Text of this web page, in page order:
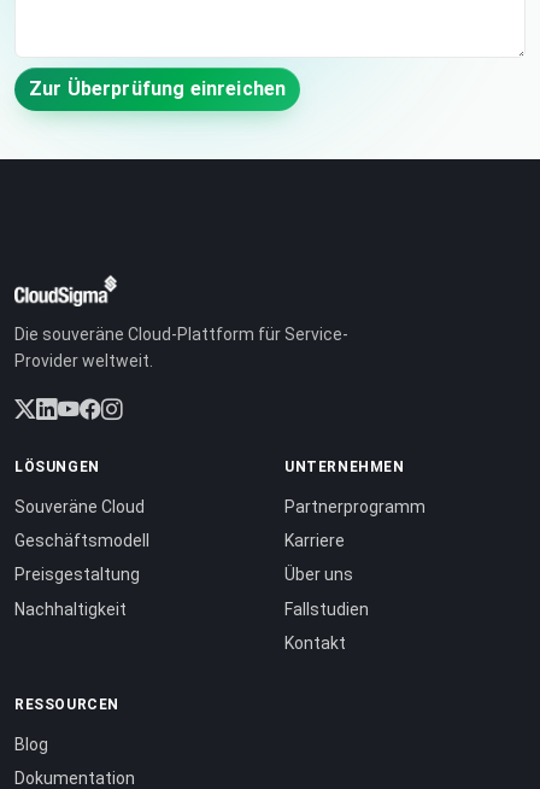
Zur Überprüfung einreichen
Die souveräne Cloud-Plattform für Service-
Provider weltweit.
LÖSUNGEN
Souveräne Cloud
Geschäftsmodell
Preisgestaltung
Nachhaltigkeit
UNTERNEHMEN
Partnerprogramm
Karriere
Über uns
Fallstudien
Kontakt
RESSOURCEN
Blog
Dokumentation